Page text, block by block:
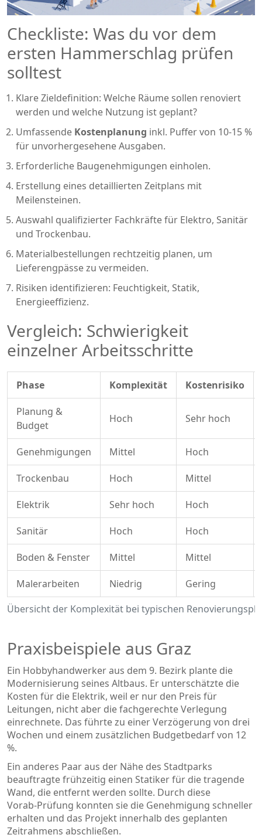
Checkliste: Was du vor dem
ersten Hammerschlag prüfen
solltest
Klare Zieldefinition: Welche Räume sollen renoviert
werden und welche Nutzung ist geplant?
Umfassende Kostenplanung inkl. Puffer von 10‑15 %
für unvorhergesehene Ausgaben.
Erforderliche Baugenehmigungen einholen.
Erstellung eines detaillierten Zeitplans mit
Meilensteinen.
Auswahl qualifizierter Fachkräfte für Elektro, Sanitär
und Trockenbau.
Materialbestellungen rechtzeitig planen, um
Lieferengpässe zu vermeiden.
Risiken identifizieren: Feuchtigkeit, Statik,
Energieeffizienz.
Vergleich: Schwierigkeit
einzelner Arbeitsschritte
Übersicht der Komplexität bei typischen
Phase Komplexität Kostenrisiko
Planung &
Budget
Hoch Sehr hoch
Genehmigungen Mittel Hoch
Trockenbau Hoch Mittel
Elektrik Sehr hoch Hoch
Sanitär Hoch Hoch
Boden & Fenster Mittel Mittel
Malerarbeiten Niedrig Gering
Praxisbeispiele aus Graz
Ein Hobbyhandwerker aus dem 9. Bezirk plante die
Modernisierung seines Altbaus. Er unterschätzte die
Kosten für die Elektrik, weil er nur den Preis für
Leitungen, nicht aber die fachgerechte Verlegung
einrechnete. Das führte zu einer Verzögerung von drei
Wochen und einem zusätzlichen Budgetbedarf von 12
%.
Ein anderes Paar aus der Nähe des Stadtparks
beauftragte frühzeitig einen Statiker für die tragende
Wand, die entfernt werden sollte. Durch diese
Vorab‑Prüfung konnten sie die Genehmigung schneller
erhalten und das Projekt innerhalb des geplanten
Zeitrahmens abschließen.